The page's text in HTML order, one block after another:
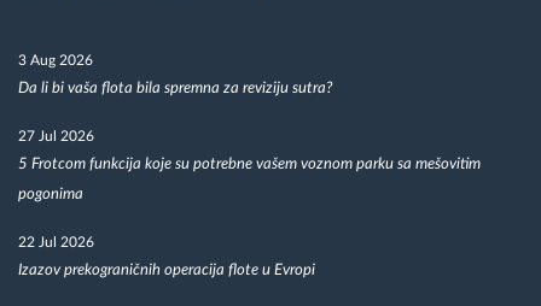
3 Aug 2026
Da li bi vaša flota bila spremna za reviziju sutra?
27 Jul 2026
5 Frotcom funkcija koje su potrebne vašem voznom parku sa mešovitim
pogonima
22 Jul 2026
Izazov prekograničnih operacija flote u Evropi